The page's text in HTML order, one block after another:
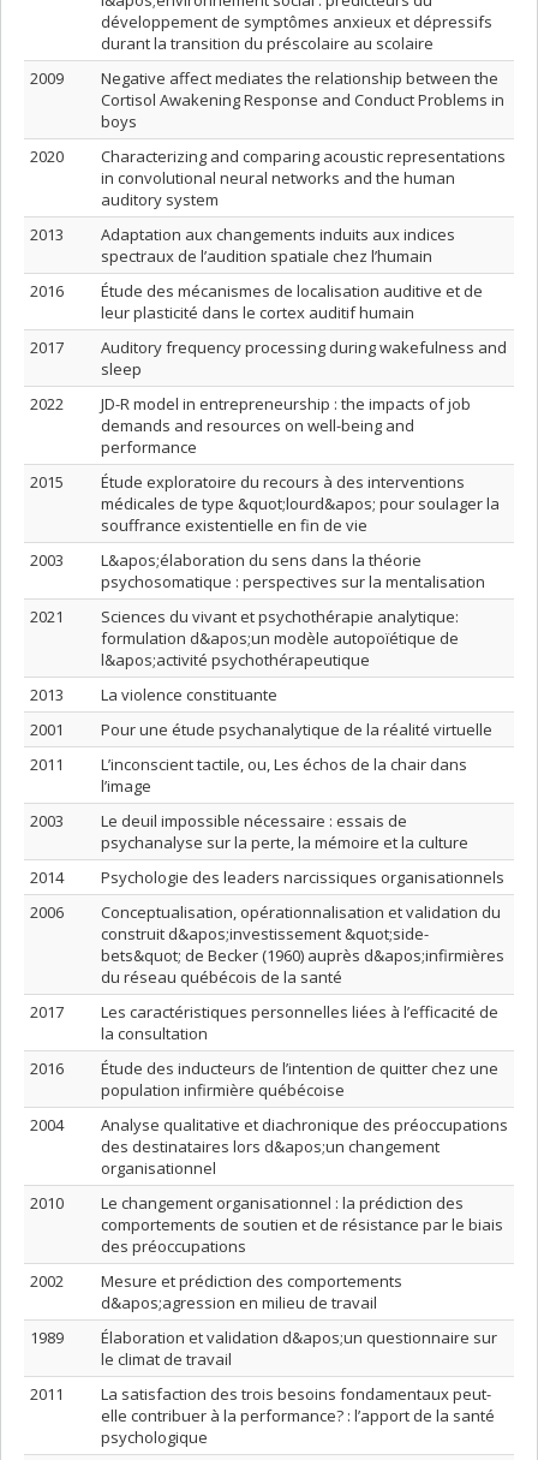
développement de symptômes anxieux et dépressifs
durant la transition du préscolaire au scolaire
2009
Negative affect mediates the relationship between the
Cortisol Awakening Response and Conduct Problems in
boys
2020
Characterizing and comparing acoustic representations
in convolutional neural networks and the human
auditory system
2013
Adaptation aux changements induits aux indices
spectraux de l’audition spatiale chez l’humain
2016
Étude des mécanismes de localisation auditive et de
leur plasticité dans le cortex auditif humain
2017
Auditory frequency processing during wakefulness and
sleep
2022
JD-R model in entrepreneurship : the impacts of job
demands and resources on well-being and
performance
2015
Étude exploratoire du recours à des interventions
médicales de type &quot;lourd&apos; pour soulager la
souffrance existentielle en fin de vie
2003
L&apos;élaboration du sens dans la théorie
psychosomatique : perspectives sur la mentalisation
2021
Sciences du vivant et psychothérapie analytique:
formulation d&apos;un modèle autopoïétique de
l&apos;activité psychothérapeutique
2013
La violence constituante
2001
Pour une étude psychanalytique de la réalité virtuelle
2011
L’inconscient tactile, ou, Les échos de la chair dans
l’image
2003
Le deuil impossible nécessaire : essais de
psychanalyse sur la perte, la mémoire et la culture
2014
Psychologie des leaders narcissiques organisationnels
2006
Conceptualisation, opérationnalisation et validation du
construit d&apos;investissement &quot;side-
bets&quot; de Becker (1960) auprès d&apos;infirmières
du réseau québécois de la santé
2017
Les caractéristiques personnelles liées à l’efficacité de
la consultation
2016
Étude des inducteurs de l’intention de quitter chez une
population infirmière québécoise
2004
Analyse qualitative et diachronique des préoccupations
des destinataires lors d&apos;un changement
organisationnel
2010
Le changement organisationnel : la prédiction des
comportements de soutien et de résistance par le biais
des préoccupations
2002
Mesure et prédiction des comportements
d&apos;agression en milieu de travail
1989
Élaboration et validation d&apos;un questionnaire sur
le climat de travail
2011
La satisfaction des trois besoins fondamentaux peut-
elle contribuer à la performance? : l’apport de la santé
psychologique